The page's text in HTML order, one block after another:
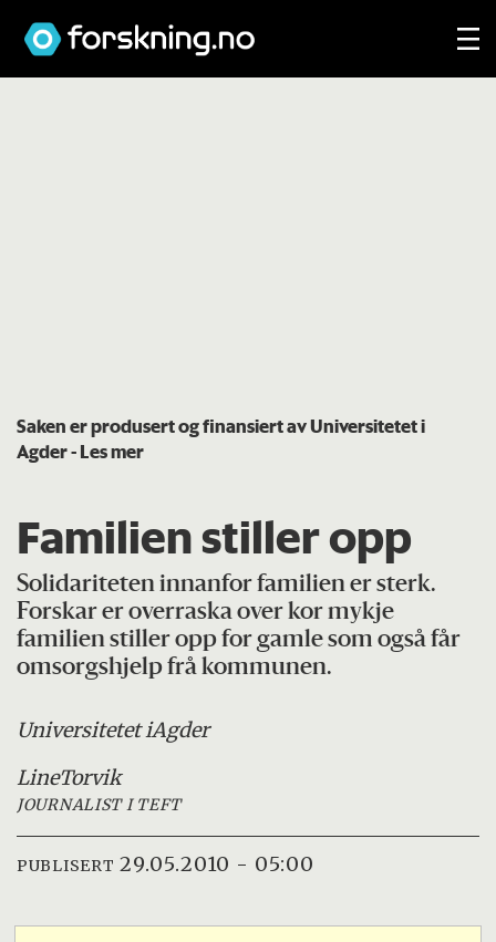
Saken er produsert og finansiert av Universitetet i
Agder- Les mer
Familien stiller opp
Solidariteten innanfor familien er sterk.
Forskar er overraska over kor mykje
familien stiller opp for gamle som også får
omsorgshjelp frå kommunen.
Universitetet iAgder
LineTorvik
JOURNALIST I TEFT
PUBLISERT 29.05.2010 - 05:00